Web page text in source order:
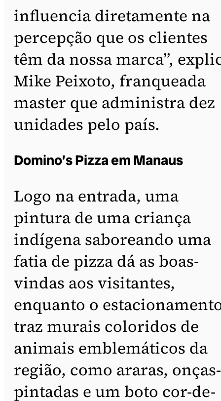
influencia diretamente na
percepção que os clientes
têm da nossa marca”,
Mike Peixoto, franqueada
master que administra dez
unidades pelo país.
Domino’s Pizza em Manaus
Logo na entrada, uma
pintura de uma criança
indígena saboreando uma
fatia de pizza dá as boas-
vindas aos visitantes,
enquanto o
traz murais coloridos de
animais emblemáticos da
região, como araras, onças-
pintadas e um boto cor-de-